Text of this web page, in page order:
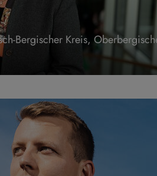
Bergischer Kreis,